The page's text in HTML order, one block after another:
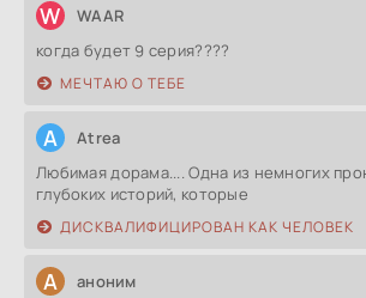
W WAAR
когда будет 9 серия????
МЕЧТАЮ О ТЕБЕ
A Atrea
Любимая дорама.... Одна из немногих
глубоких историй, которые
ДИСКВАЛИФИЦИРОВАН КАК ЧЕЛОВЕК
А аноним